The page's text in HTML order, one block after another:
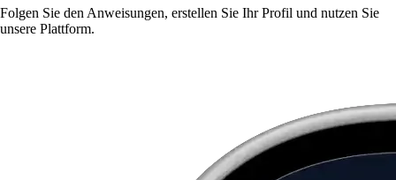
Folgen Sie den Anweisungen, erstellen Sie Ihr Profil und nutzen Sie
unsere Plattform.